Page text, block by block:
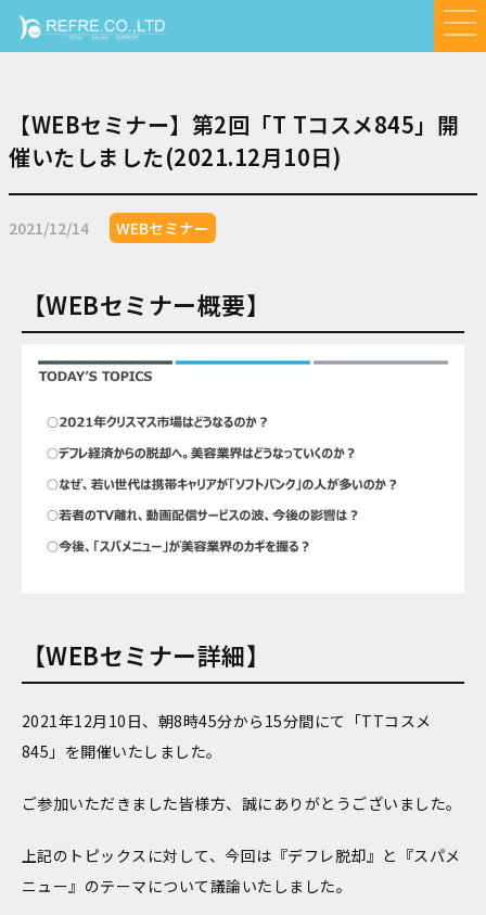
【WEBセミナー】第2回「T Tコスメ845」開
催いたしました(2021.12月10日)
2021/12/14 WEBセミナー
【WEBセミナー概要】
【WEBセミナー詳細】
2021年12月10日、朝8時45分から15分間にて「TTコスメ
845」を開催いたしました。
ご参加いただきました皆様方、誠にありがとうございました。
上記のトピックスに対して、今回は『デフレ脱却』と『スパメ
ニュー』のテーマについて議論いたしました。